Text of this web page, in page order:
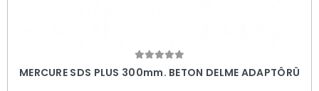
Sepete Ekle
MERCURE SDS PLUS 300mm. BETON DELME ADAPTÖRÜ